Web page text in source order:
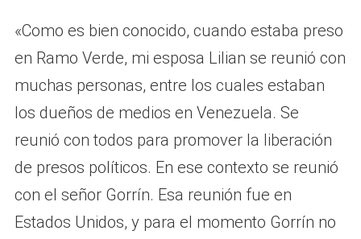
«Como es bien conocido, cuando estaba preso
en Ramo Verde, mi esposa Lilian se reunió con
muchas personas, entre los cuales estaban
los dueños de medios en Venezuela. Se
reunió con todos para promover la liberación
de presos políticos. En ese contexto se reunió
con el señor Gorrín. Esa reunión fue en
Estados Unidos, y para el momento Gorrín no